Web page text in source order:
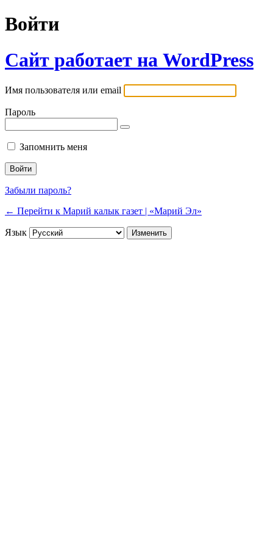
Войти
Сайт работает на WordPress
Имя пользователя или email
Пароль
Запомнить меня
Забыли пароль?
← Перейти к Марий калык газет | «Марий Эл»
Язык